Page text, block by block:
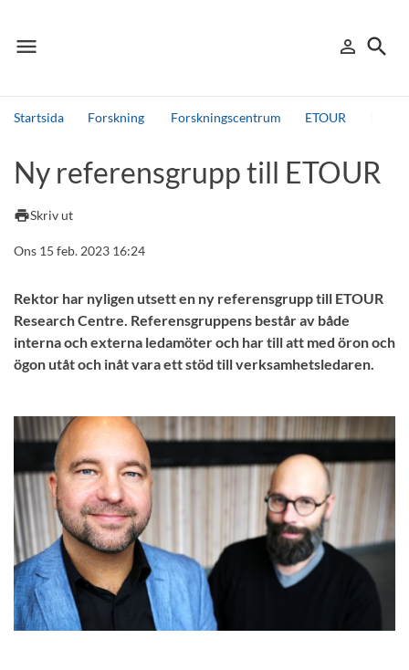
menu
Meny person_outline
Logga in
search
Sök
Startsida Forskning Forskningscentrum ETOUR
Andra söktjänster
Detta är vår testmiljö - endast testdata
Ny referensgrupp till ETOUR
printSkriv ut
Ons 15 feb. 2023 16:24
Rektor har nyligen utsett en ny referensgrupp till ETOUR
Research Centre. Referensgruppens består av både
interna och externa ledamöter och har till att med öron och
ögon utåt och inåt vara ett stöd till verksamhetsledaren.